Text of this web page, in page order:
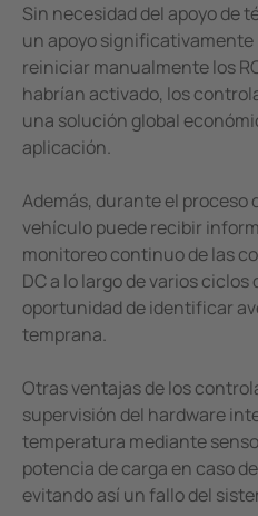
Sin necesidad del apoyo de
un apoyo significativamente
reiniciar manualmente los
habrían activado, los
una solución global
aplicación.
Además, durante el proceso
vehículo puede recibir
monitoreo continuo de las
DC a lo largo de varios
oportunidad de identificar
temprana.
Otras ventajas de los
supervisión del hardware
temperatura mediante
potencia de carga en caso
evitando así un fallo del